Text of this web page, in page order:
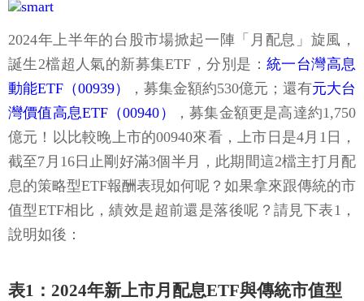
2024年上半年的台股市場掀起一陣「月配息」旋風，
誕生2檔超人氣的新募集ETF，分別是： 統一台灣高息
動能ETF（00939）
，募集金額約530億元；還有元大台
灣價值高息ETF（00940）
，募集金額更是高達約1,750
億元！以比較晚上市的00940來看，上市日是4月1日，
截至7月16日止剛好滿3個半月，此期間這2檔主打月配
息的策略型ETF報酬表現如何呢？如果拿來跟傳統的市
值型ETF相比，績效是超前還是落後呢？請見下表1，
說明如後：
表1：2024年新上市月配息ETF與傳統市值型